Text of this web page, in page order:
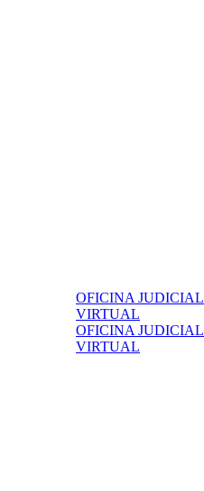
OFICINA JUDICIAL
VIRTUAL
OFICINA JUDICIAL
VIRTUAL